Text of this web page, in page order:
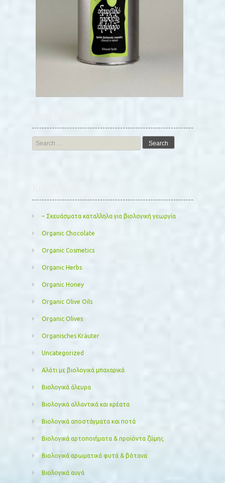
Search
for:
– Σκευάσματα καταλληλα για βιολογική γεωργία
Organic Chocolate
Organic Cosmetics
Organic Herbs
Organic Honey
Organic Olive Oils
Organic Olives
Organisches Kräuter
Uncategorized
Αλάτι με βιολογικά μπαχαρικά
Βιολογικά άλευρα
Βιολογικά αλλαντικά και κρέατα
Βιολογικά αποστάγματα και ποτά
Βιολογικά αρτοποιήματα & προϊόντα ζύμης
Βιολογικά αρωματικά φυτά & βότανα
Βιολογικά αυγά